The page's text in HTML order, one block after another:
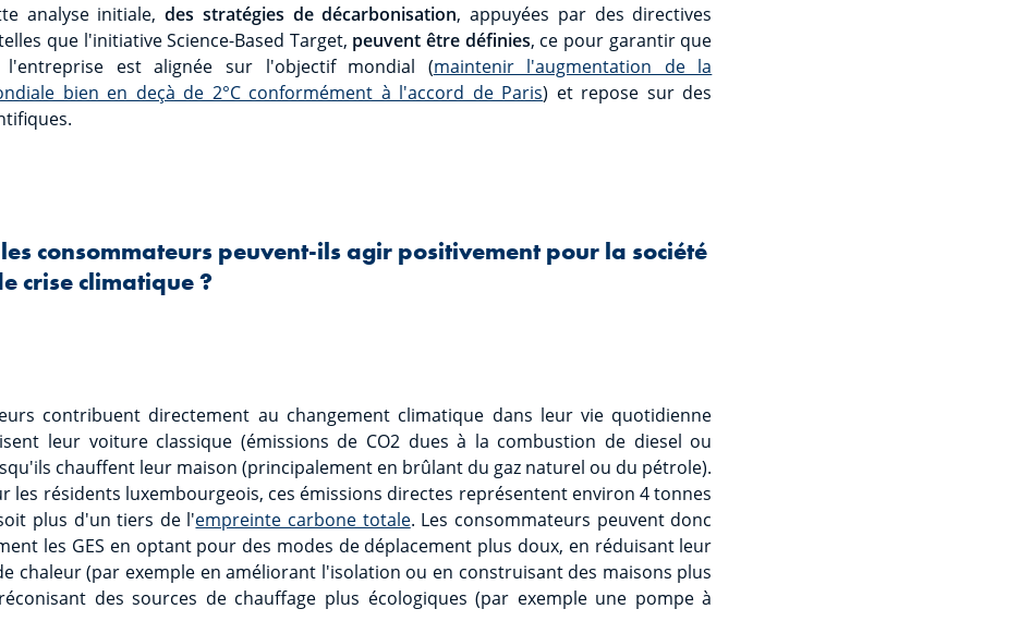
analyse initiale,des stratégies de décarbonisation, appuyées par des directives
que l'initiative Science-Based Target, peuvent être définies, ce pour garantir que
est alignée sur l'objectif mondial (maintenir l'augmentation de la
bien en deçà de 2°C conformément à l'accord de Paris) et repose sur des
consommateurs peuvent-ils agir positivement pour la société
crise climatique ?
contribuent directement au changement climatique dans leur vie quotidienne
leur voiture classique (émissions de CO2 dues à la combustion de diesel ou
chauffent leur maison (principalement en brûlant du gaz naturel ou du pétrole).
les résidents luxembourgeois, ces émissions directes représentent environ 4 tonnes
plus d'un tiers de l'empreinte carbone totale. Les consommateurs peuvent donc
les GES en optant pour des modes de déplacement plus doux, en réduisant leur
chaleur (par exemple en améliorant l'isolation ou en construisant des maisons plus
des sources de chauffage plus écologiques (par exemple une pompe à